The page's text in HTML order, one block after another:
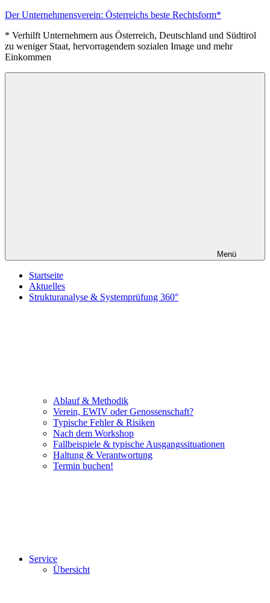
Zum
springen
Der Unternehmensverein: Österreichs beste Rechtsform*
* Verhilft Unternehmern aus Österreich, Deutschland und Südtirol
zu weniger Staat, hervorragendem sozialen Image und mehr
Einkommen
Menü
Startseite
Aktuelles
Strukturanalyse & Systemprüfung 360°
Ablauf & Methodik
Verein, EWIV oder Genossenschaft?
Typische Fehler & Risiken
Nach dem Workshop
Fallbeispiele & typische Ausgangssituationen
Haltung & Verantwortung
Termin buchen!
Service
Übersicht